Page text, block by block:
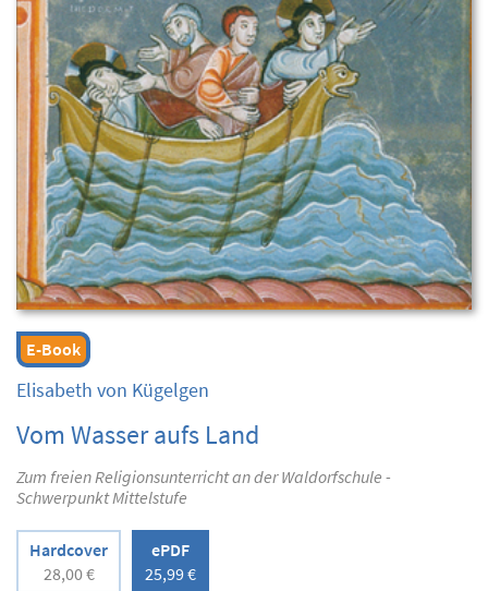
E-Book
Elisabeth von Kügelgen
Vom Wasser aufs Land
Zum freien Religionsunterricht an der Waldorfschule -
Schwerpunkt Mittelstufe
Hardcover
28,00 €
ePDF
25,99 €